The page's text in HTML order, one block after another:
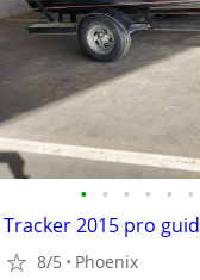
• • • • • •
Tracker 2015 pro
8/5 Phoenix